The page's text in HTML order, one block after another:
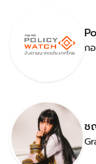
ก
ช